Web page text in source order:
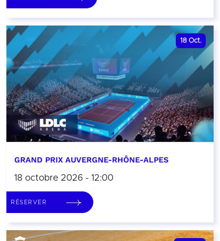
18 Oct.
GRAND PRIX AUVERGNE-RHÔNE-ALPES
18 octobre 2026 - 12:00
RÉSERVER